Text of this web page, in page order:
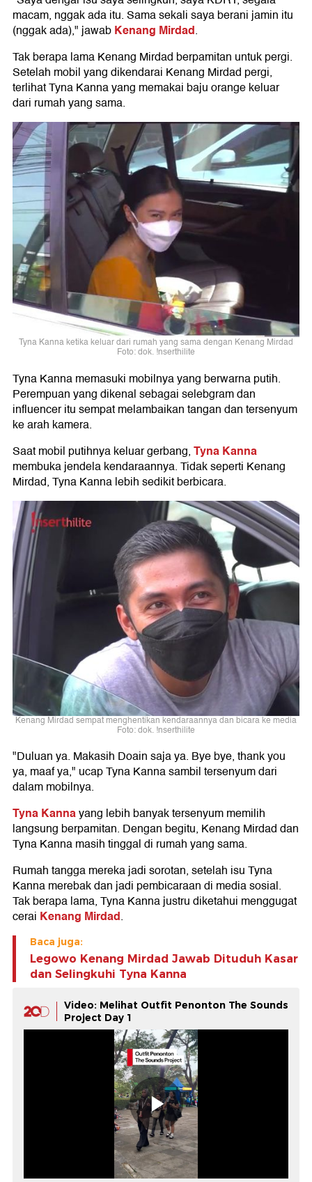
macam, nggak ada itu. Sama sekali saya berani jamin itu
(nggak ada)," jawabKenang Mirdad.
Tak berapa lama Kenang Mirdad berpamitan untuk pergi.
Setelah mobil yang dikendarai Kenang Mirdad pergi,
terlihat Tyna Kanna yang memakai baju orange keluar
dari rumah yang sama.
Tyna Kanna ketika keluar dari rumah yang sama dengan Kenang Mirdad
Foto: dok. !nserthilite
Tyna Kanna memasuki mobilnya yang berwarna putih.
Perempuan yang dikenal sebagai selebgram dan
influencer itu sempat melambaikan tangan dan tersenyum
ke arah kamera.
Saat mobil putihnya keluar gerbang,Tyna Kanna
membuka jendela kendaraannya. Tidak seperti Kenang
Mirdad, Tyna Kanna lebih sedikit berbicara.
Kenang Mirdad sempat menghentikan kendaraannya dan bicara ke media
Foto: dok. !nserthilite
"Duluan ya. Makasih Doain saja ya. Bye bye, thank you
ya, maaf ya," ucap Tyna Kanna sambil tersenyum dari
dalam mobilnya.
Tyna Kannayang lebih banyak tersenyum memilih
langsung berpamitan. Dengan begitu, Kenang Mirdad dan
Tyna Kanna masih tinggal di rumah yang sama.
Rumah tangga mereka jadi sorotan, setelah isu Tyna
Kanna merebak dan jadi pembicaraan di media sosial.
Tak berapa lama, Tyna Kanna justru diketahui menggugat
cerai Kenang Mirdad.
Baca juga:
Legowo Kenang Mirdad Jawab Dituduh Kasar
dan Selingkuhi Tyna Kanna
Video: Melihat Outfit Penonton The Sounds
Project Day 1